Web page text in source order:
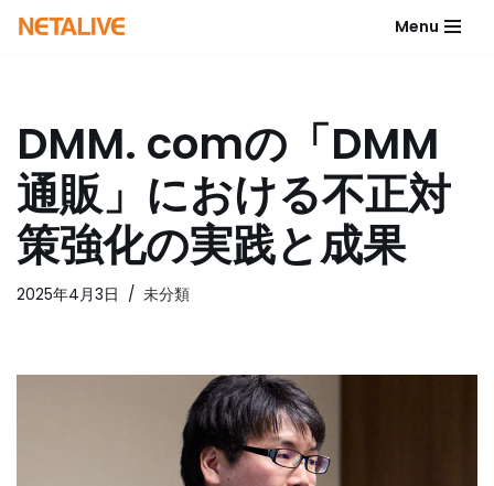
ン
ツ
へ
ス
キ
ッ
プ
Menu
DMM. comの「DMM
通販」における不正対
策強化の実践と成果
2025年4月3日 未分類